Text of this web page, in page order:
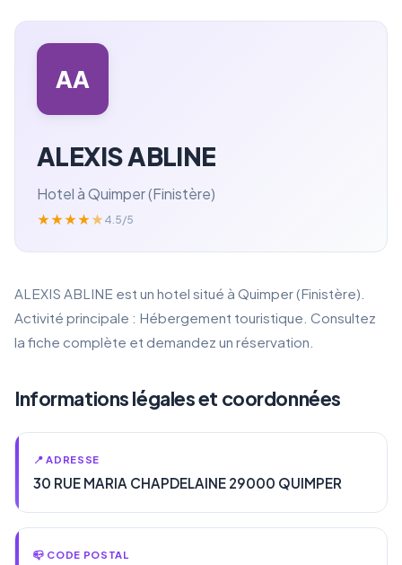
AA
ALEXIS ABLINE
Hotel à Quimper (Finistère)
★★★★★ 4.5/5
ALEXIS ABLINE est un hotel situé à Quimper (Finistère).
Activité principale : Hébergement touristique. Consultez
la fiche complète et demandez un réservation.
Informations légales et coordonnées
📍 ADRESSE
30 RUE MARIA CHAPDELAINE 29000 QUIMPER
📪 CODE POSTAL